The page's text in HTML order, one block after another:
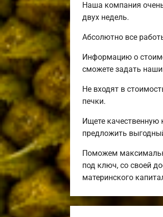
Наша компания
двух недель.
Абсолютно все
Информацию о
сможете задать
Не входят в
печки.
Ищете
предложить
Поможем
под ключ, со своей
материнского